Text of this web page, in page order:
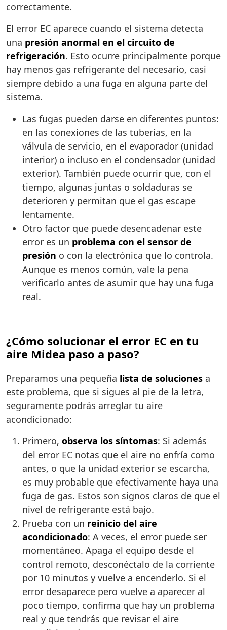
correctamente.
El error EC aparece cuando el sistema detecta
una presión anormal en el circuito de
refrigeración. Esto ocurre principalmente porque
hay menos gas refrigerante del necesario, casi
siempre debido a una fuga en alguna parte del
sistema.
Las fugas pueden darse en diferentes puntos:
en las conexiones de las tuberías, en la
válvula de servicio, en el evaporador (unidad
interior) o incluso en el condensador (unidad
exterior). También puede ocurrir que, con el
tiempo, algunas juntas o soldaduras se
deterioren y permitan que el gas escape
lentamente.
Otro factor que puede desencadenar este
error es un problema con el sensor de
presión o con la electrónica que lo controla.
Aunque es menos común, vale la pena
verificarlo antes de asumir que hay una fuga
real.
¿Cómo solucionar el error EC en tu
aire Midea paso a paso?
Preparamos una pequeña lista de soluciones a
este problema, que si sigues al pie de la letra,
seguramente podrás arreglar tu aire
acondicionado:
Primero, observa los síntomas: Si además
del error EC notas que el aire no enfría como
antes, o que la unidad exterior se escarcha,
es muy probable que efectivamente haya una
fuga de gas. Estos son signos claros de que el
nivel de refrigerante está bajo.
Prueba con un reinicio del aire
acondicionado: A veces, el error puede ser
momentáneo. Apaga el equipo desde el
control remoto, desconéctalo de la corriente
por 10 minutos y vuelve a encenderlo. Si el
error desaparece pero vuelve a aparecer al
poco tiempo, confirma que hay un problema
real y que tendrás que revisar el aire